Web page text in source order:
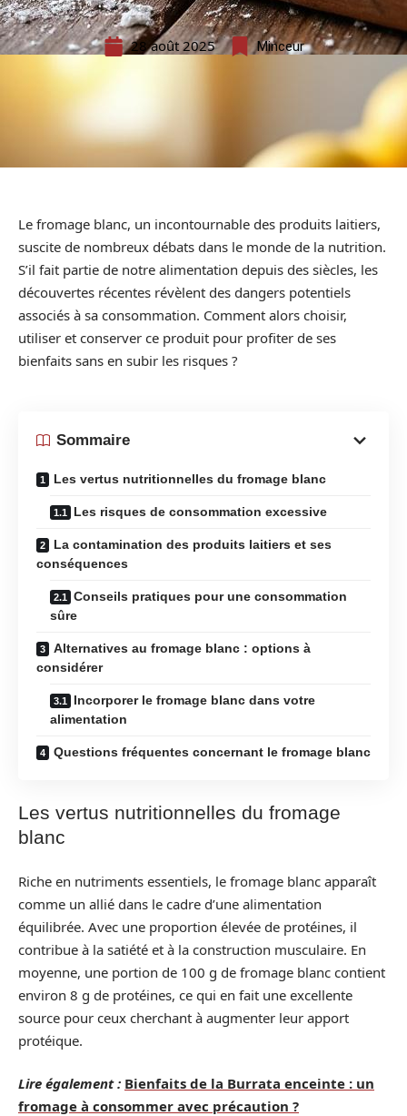
28 août 2025 Minceur
Le fromage blanc, un incontournable des produits laitiers,
suscite de nombreux débats dans le monde de la nutrition.
S’il fait partie de notre alimentation depuis des siècles, les
découvertes récentes révèlent des dangers potentiels
associés à sa consommation. Comment alors choisir,
utiliser et conserver ce produit pour profiter de ses
bienfaits sans en subir les risques ?
Sommaire
Les vertus nutritionnelles du fromage blanc
Les risques de consommation excessive
La contamination des produits laitiers et ses
conséquences
Conseils pratiques pour une consommation
sûre
Alternatives au fromage blanc : options à
considérer
Incorporer le fromage blanc dans votre
alimentation
Questions fréquentes concernant le fromage blanc
Les vertus nutritionnelles du fromage
blanc
Riche en nutriments essentiels, le fromage blanc apparaît
comme un allié dans le cadre d’une alimentation
équilibrée. Avec une proportion élevée de protéines, il
contribue à la satiété et à la construction musculaire. En
moyenne, une portion de 100 g de fromage blanc contient
environ 8 g de protéines, ce qui en fait une excellente
source pour ceux cherchant à augmenter leur apport
protéique.
Lire également : Bienfaits de la Burrata enceinte : un
fromage à consommer avec précaution ?